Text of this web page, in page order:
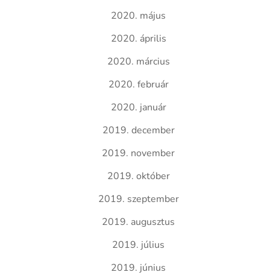
2020. május
2020. április
2020. március
2020. február
2020. január
2019. december
2019. november
2019. október
2019. szeptember
2019. augusztus
2019. július
2019. június